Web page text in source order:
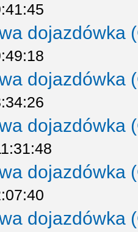
dojazdówka
dojazdówka
dojazdówka
dojazdówka
dojazdówka